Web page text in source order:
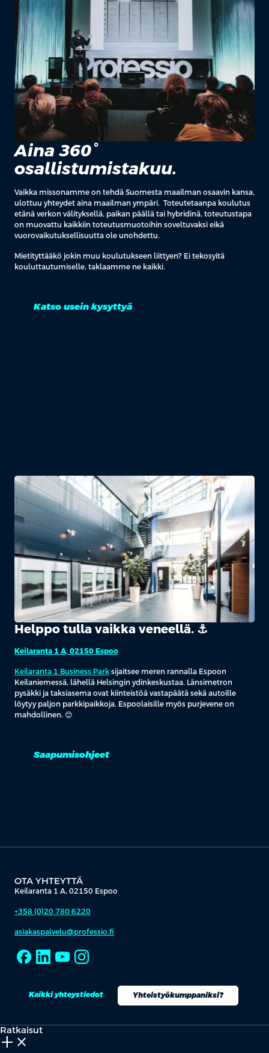
Aina 360°
osallistumistakuu.
Vaikka missonamme on tehdä Suomesta maailman osaavin kansa,
ulottuu yhteydet aina maailman ympäri. Toteutetaanpa koulutus
etänä verkon välityksellä, paikan päällä tai hybridinä, toteutustapa
on muovattu kaikkiin toteutusmuotoihin soveltuvaksi eikä
vuorovaikutuksellisuutta ole unohdettu.
Mietityttääkö jokin muu koulutukseen liittyen? Ei tekosyitä
kouluttautumiselle, taklaamme ne kaikki.
Katso usein kysyttyä
Helppo tulla vaikka veneellä. ⚓️
Keilaranta 1 A, 02150 Espoo
Keilaranta 1 Business Park sijaitsee meren rannalla Espoon
Keilaniemessä, lähellä Helsingin ydinkeskustaa. Länsimetron
pysäkki ja taksiasema ovat kiinteistöä vastapäätä sekä autoille
löytyy paljon parkkipaikkoja. Espoolaisille myös purjevene on
mahdollinen. 😊
Saapumisohjeet
OTA YHTEYTTÄ
Keilaranta 1 A, 02150 Espoo
+358 (0)20 780 6220
asiakaspalvelu@professio.fi
Kaikki yhteystiedot Yhteistyökumppaniksi?
Ratkaisut
add_2 close